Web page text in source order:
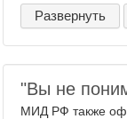
Развернуть
"Вы не
МИД РФ также